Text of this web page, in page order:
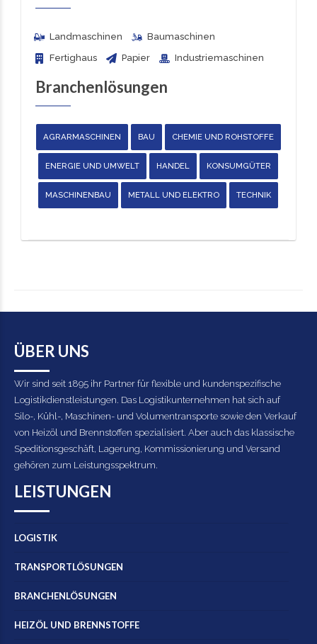
Landmaschinen
Baumaschinen
Fertighaus
Papier Industriemaschinen
Branchenlösungen
AGRARMASCHINEN BAU CHEMIE UND ROHSTOFFE
ENERGIE UND UMWELT HANDEL KONSUMGÜTER
MASCHINENBAU METALL UND ELEKTRO TECHNIK
ÜBER UNS
Wir sind seit 1895 ihr Partner für flexible und kundenspezifische
Logistikdienstleistungen. Das Logistikunternehmen hat sich auf
Silo-, Kühl-, Maschinen- und Volumentransporte sowie den Verkauf
von Heizöl und Brennstoffen spezialisiert. Aber auch das klassische
Speditionsgeschäft, Lagerung, Kommissionierung und Versand
gehören zum Leistungsspektrum.
LEISTUNGEN
LOGISTIK
TRANSPORTLÖSUNGEN
BRANCHENLÖSUNGEN
HEIZÖL UND BRENNSTOFFE